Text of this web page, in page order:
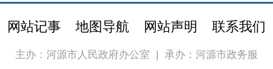
网站记事 地图导航 网站声明 联系我们
主办：河源市人民政府办公室 | 承办：河源市政务服